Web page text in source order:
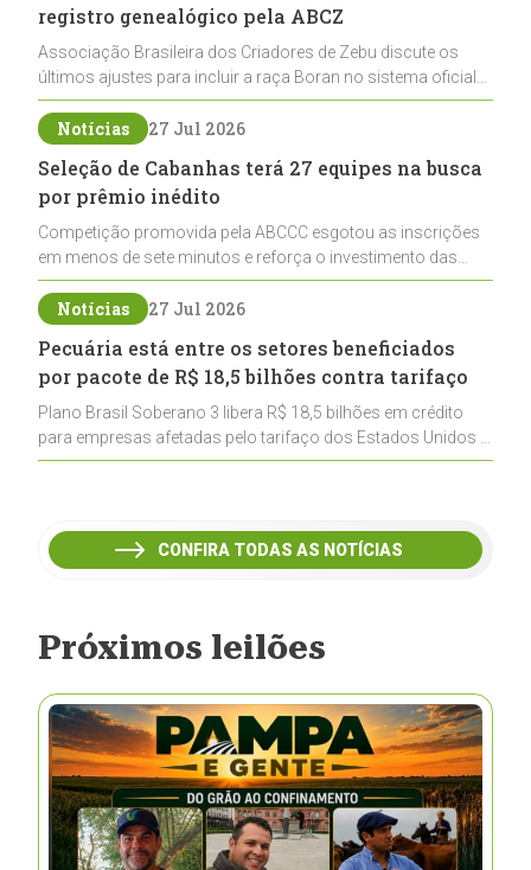
registro genealógico pela ABCZ
Associação Brasileira dos Criadores de Zebu discute os
últimos ajustes para incluir a raça Boran no sistema oficial
de registros, abrindo caminho para sua expansão na
pecuária nacional
Notícias 27 Jul 2026
Seleção de Cabanhas terá 27 equipes na busca
por prêmio inédito
Competição promovida pela ABCCC esgotou as inscrições
em menos de sete minutos e reforça o investimento das
cabanhas na seleção genética de Cavalos Crioulos voltados
ao laço
Notícias 27 Jul 2026
Pecuária está entre os setores beneficiados
por pacote de R$ 18,5 bilhões contra tarifaço
Plano Brasil Soberano 3 libera R$ 18,5 bilhões em crédito
para empresas afetadas pelo tarifaço dos Estados Unidos e
inclui a pecuária entre os setores estratégicos
CONFIRA TODAS AS NOTÍCIAS
Próximos leilões